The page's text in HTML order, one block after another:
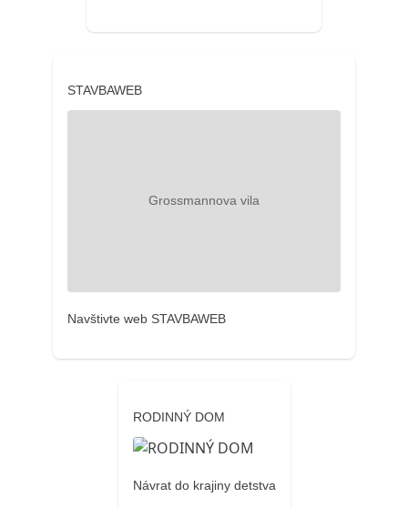
STAVBAWEB
Navštivte web STAVBAWEB
RODINNÝ DOM
Návrat do krajiny detstva